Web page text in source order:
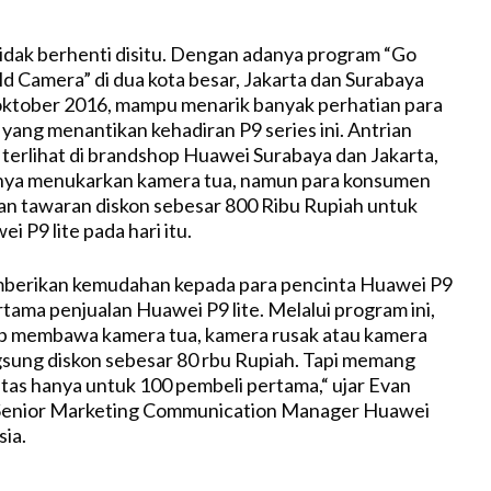
berhenti disitu. Dengan adanya program “Go
Camera” di dua kota besar, Jakarta dan Surabaya
2016, mampu menarik banyak perhatian para
menantikan kehadiran P9 series ini. Antrian
di brandshop Huawei Surabaya dan Jakarta,
menukarkan kamera tua, namun para konsumen
tawaran diskon sebesar 800 Ribu Rupiah untuk
P9 lite pada hari itu.
kemudahan kepada para pencinta Huawei P9
penjualan Huawei P9 lite. Melalui program ini,
membawa kamera tua, kamera rusak atau kamera
diskon sebesar 80 rbu Rupiah. Tapi memang
hanya untuk 100 pembeli pertama,“ ujar Evan
Marketing Communication Manager Huawei